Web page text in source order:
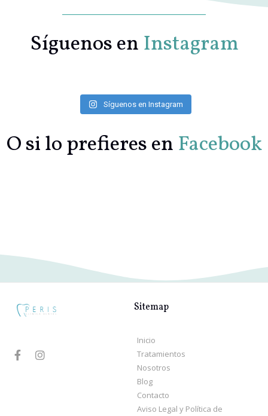
Síguenos en Instagram
Síguenos en Instagram
O si lo prefieres en Facebook
Sitemap
Inicio
Tratamientos
Nosotros
Blog
Contacto
Aviso Legal y Política de